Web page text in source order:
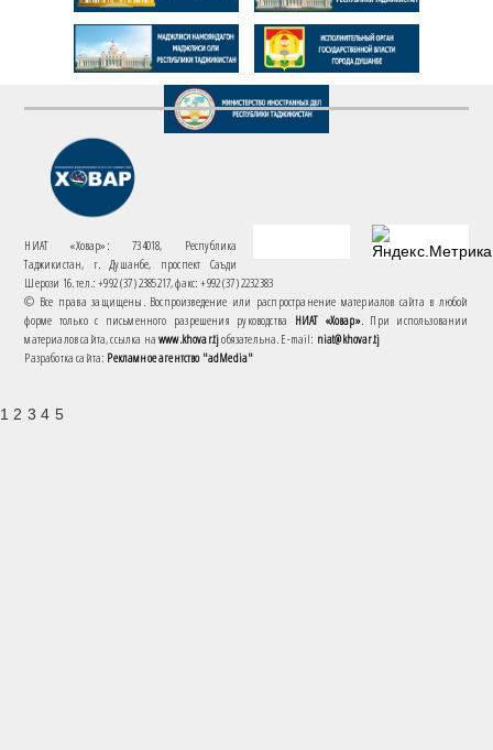
НИАТ «Ховар»: 734018, Республика
Таджикистан, г. Душанбе, проспект Саъди
Шерози 16. тел.: +992 (37) 2385217, факс: +992 (37) 2232383
© Все права защищены. Воспроизведение или распространение материалов сайта в любой
форме только с письменного разрешения руководства НИАТ «Ховар». При использовании
материалов сайта, ссылка наwww.khovar.tjобязательна. E-mail: niat@khovar.tj
Разработка сайта: Рекламное агентство "adMedia"
1 2 3 4 5